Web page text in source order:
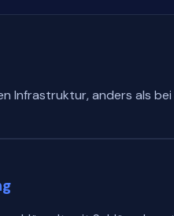
Infrastruktur, anders als